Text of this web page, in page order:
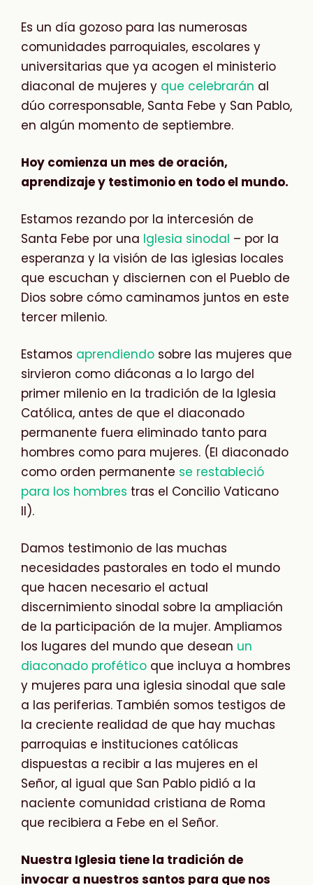
Es un día gozoso para las numerosas
comunidades parroquiales, escolares y
universitarias que ya acogen el ministerio
diaconal de mujeres y que celebrarán al
dúo corresponsable, Santa Febe y San Pablo,
en algún momento de septiembre.
Hoy comienza un mes de oración,
aprendizaje y testimonio en todo el mundo.
Estamos rezando por la intercesión de
Santa Febe por una Iglesia sinodal – por la
esperanza y la visión de las iglesias locales
que escuchan y disciernen con el Pueblo de
Dios sobre cómo caminamos juntos en este
tercer milenio.
Estamos aprendiendo sobre las mujeres que
sirvieron como diáconas a lo largo del
primer milenio en la tradición de la Iglesia
Católica, antes de que el diaconado
permanente fuera eliminado tanto para
hombres como para mujeres. (El diaconado
como orden permanente se restableció
para los hombres tras el Concilio Vaticano
II).
Damos testimonio de las muchas
necesidades pastorales en todo el mundo
que hacen necesario el actual
discernimiento sinodal sobre la ampliación
de la participación de la mujer. Ampliamos
los lugares del mundo que desean un
diaconado profético que incluya a hombres
y mujeres para una iglesia sinodal que sale
a las periferias. También somos testigos de
la creciente realidad de que hay muchas
parroquias e instituciones católicas
dispuestas a recibir a las mujeres en el
Señor, al igual que San Pablo pidió a la
naciente comunidad cristiana de Roma
que recibiera a Febe en el Señor.
Nuestra Iglesia tiene la tradición de
invocar a nuestros santos para que nos